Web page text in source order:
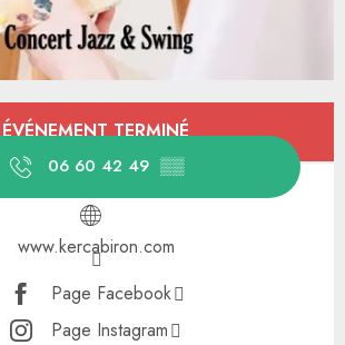
ÉVÉNEMENT TERMINÉ
06 60 42 49 ▒▒
www.kercabiron.com
Page Facebook
Page Instagram